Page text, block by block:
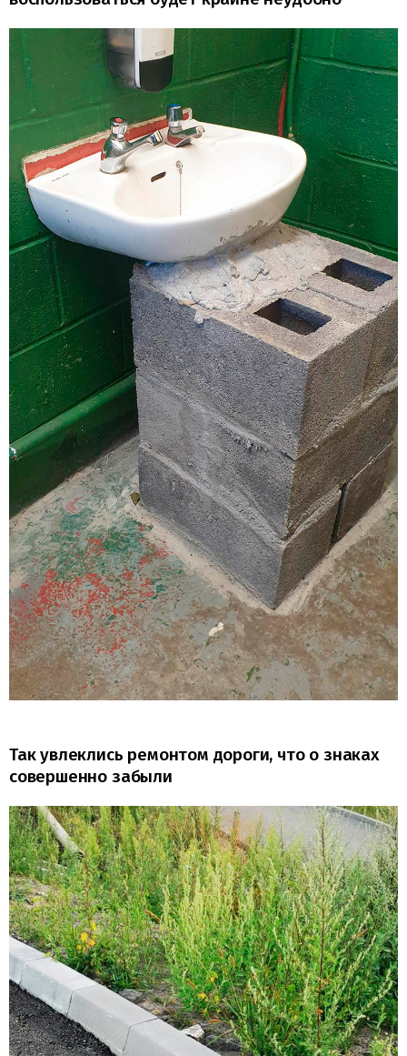
Так увлеклись ремонтом дороги, что о знаках
совершенно забыли